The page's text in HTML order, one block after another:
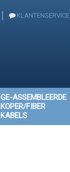
KLANTENSERVICE
GE-ASSEMBLEERDE
KOPER/FIBER
KABELS